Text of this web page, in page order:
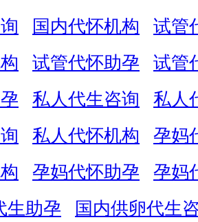
国内代怀机构 试管
试管代怀助孕 试管
私人代生咨询 私人
私人代怀机构 孕妈
孕妈代怀助孕 孕妈
生助孕
国内供卵代生